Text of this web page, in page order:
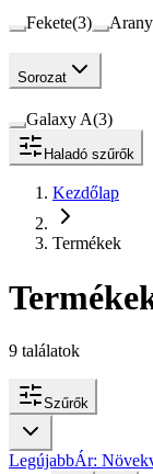
Fekete(3) Arany
Sorozat
Galaxy A(3)
Haladó szűrők
Kezdőlap
Termékek
9 találatok
Szűrők
LegújabbÁr: